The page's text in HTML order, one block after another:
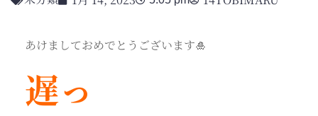
あけましておめでとうございます🎍
遅っ